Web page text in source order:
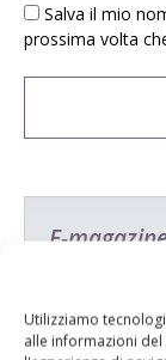
Utilizziamo
alle informazioni
Salva il mio
prossima volta
E-
Tecniche,